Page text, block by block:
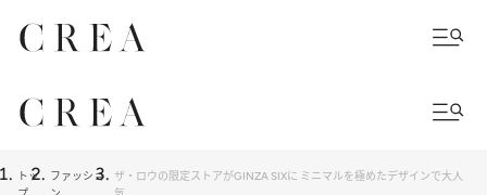
トッ
ファッショ
ザ・ロウの限定ストアがGINZA SIXに ミニマルを極めたデザインで大人